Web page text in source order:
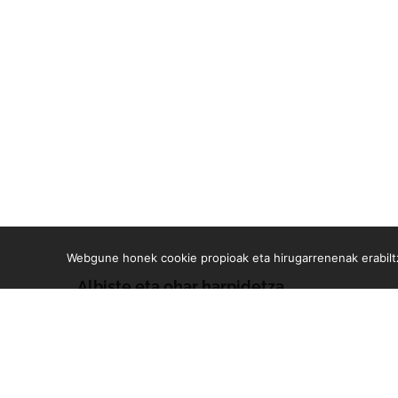
Albiste eta ohar harpidetza
Webgune honek cookie propioak eta hirugarrenenak